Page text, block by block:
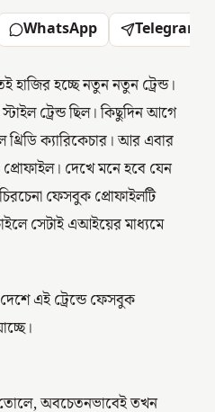
WhatsApp Telegram
হাজির হচ্ছে নতুন নতুন ট্রেন্ড।
ট্রেন্ড ছিল। কিছুদিন আগে
ক্যারিকেচার। আর এবার
দেখে মনে হবে যেন
ফেসবুক প্রোফাইলটি
সেটাই এআইয়ের মাধ্যমে
এই ট্রেন্ডে ফেসবুক
তোলে, অবচেতনভাবেই তখন